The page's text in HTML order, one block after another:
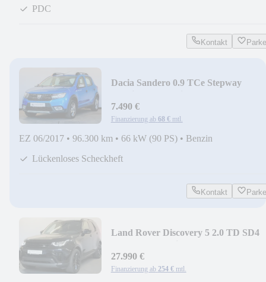
PDC
Kontakt
Dacia Sandero 0.9 TCe Stepway
7.490 €
Finanzierung ab 68 € mtl.
EZ 06/2017 • 96.300 km • 66 kW (90 PS) • Benzin
Lückenloses Scheckheft
Kontakt
Land Rover Discovery 5 2.0 TD SD4
27.990 €
Finanzierung ab 254 € mtl.